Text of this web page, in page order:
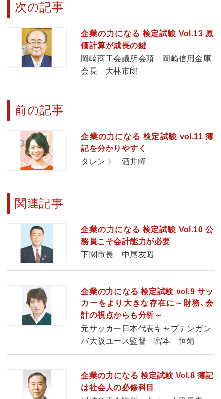
次の記事
企業の力になる 検定試験 Vol.13 原
価計算が成長の鍵
岡崎商工会議所会頭 岡崎信用金庫
会長 大林市郎
前の記事
企業の力になる 検定試験 vol.11 簿
記を分かりやすく
タレント 酒井瞳
関連記事
企業の力になる 検定試験 Vol.10 公
務員こそ会計能力が必要
下関市長 中尾友昭
企業の力になる 検定試験 vol.9 サッ
カーをより大きな存在に～財務、会
計の視点からも分析～
元サッカー日本代表キャプテンガン
バ大阪ユース監督 宮本 恒靖
企業の力になる 検定試験 Vol.8 簿記
は社会人の必修科目